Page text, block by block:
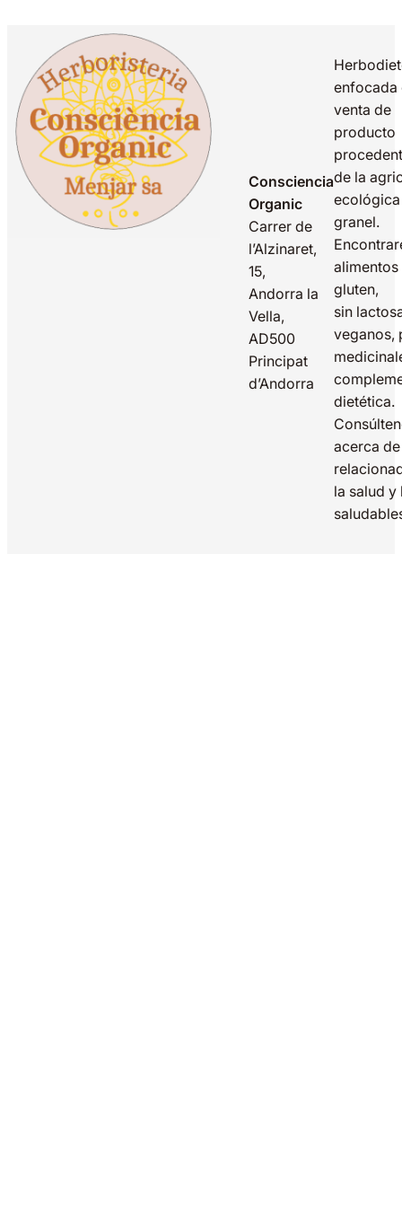
Consciencia
Organic
Carrer de
l’Alzinaret,
15,
Andorra la
Vella,
AD500
Principat
d’Andorra
enfocada
venta de
producto
de la
granel.
alimentos
gluten,
sin
veganos,
dietética.
acerca
la salud y